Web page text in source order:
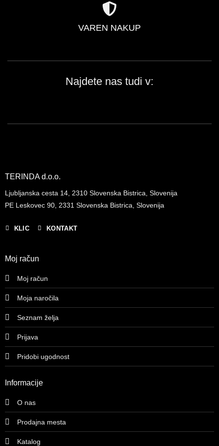
VAREN NAKUP
Najdete nas tudi v:
TERINDA d.o.o.
Ljubljanska cesta 14, 2310 Slovenska Bistrica, Slovenija
PE Leskovec 90, 2331 Slovenska Bistrica, Slovenija
KLIC KONTAKT
Moj račun
Moj račun
Moja naročila
Seznam želja
Prijava
Pridobi ugodnost
Informacije
O nas
Prodajna mesta
Katalog